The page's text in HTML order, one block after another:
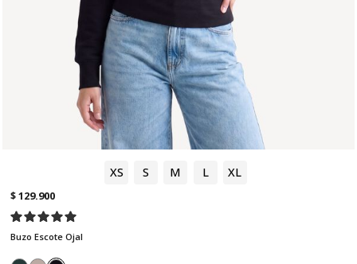
XS S M L XL
$ 129.900
Buzo Escote Ojal